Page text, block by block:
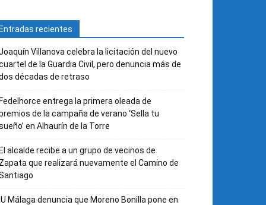
recientes
Villanova celebra la licitación del nuevo
de la Guardia Civil, pero denuncia más de
décadas de retraso
entrega la primera oleada de
de la campaña de verano ‘Sella tu
en Alhaurín de la Torre
alcalde recibe a un grupo de vecinos de
que realizará nuevamente el Camino de
Málaga denuncia que Moreno Bonilla pone en